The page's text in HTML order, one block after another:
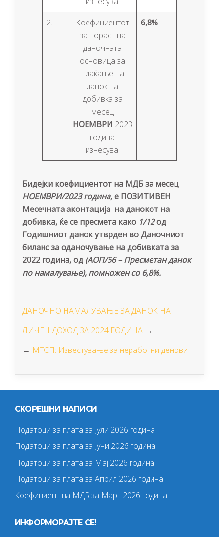
2.
Коефициентот
за пораст на
даночната
основица за
плаќање на
данок на
добивка за
месец
НОЕМВРИ 2023
година
изнесува:
6,8%
Бидејки коефициентот на МДБ за месец
НОЕМВРИ/2023 година,е ПОЗИТИВЕН
Месечната аконтација на данокот на
добивка, ќе се пресмета како 1/12од
Годишниот данок утврден во Даночниот
биланс за оданочување на добивката за
2022 година, од (АОП/56 – Пресметан данок
по намалување), помножен со 6,8%.
ДАНОЧНО НАМАЛУВАЊЕ ЗА ДАНОК НА
ЛИЧЕН ДОХОД ЗА 2024 ГОДИНА →
← МТСП: Известување за неработни денови
СКОРЕШНИ НАПИСИ
Податоци за плата за Јули 2026 година
Податоци за плата за Јуни 2026 година
Податоци за плата за Мај 2026 година
Податоци за плата за Април 2026 година
Коефициент на МДБ за Март 2026 година
ИНФОРМОРАЈТЕ СЕ!